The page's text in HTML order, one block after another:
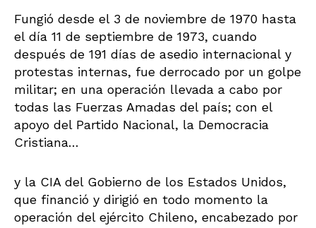
Fungió desde el 3 de noviembre de 1970 hasta
el día 11 de septiembre de 1973, cuando
después de 191 días de asedio internacional y
protestas internas, fue derrocado por un golpe
militar; en una operación llevada a cabo por
todas las Fuerzas Amadas del país; con el
apoyo del Partido Nacional, la Democracia
Cristiana…
y la CIA del Gobierno de los Estados Unidos,
que financió y dirigió en todo momento la
operación del ejército Chileno, encabezado por